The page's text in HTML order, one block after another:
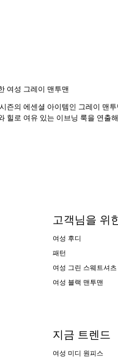
여성 그레이 맨투맨
즌의 에센셜 아이템인 그레이 맨
힐로 여유 있는 이브닝 룩을 연출
고객님을 위
여성 후디
패턴
여성 그린 스웨트셔츠
여성 블랙 맨투맨
지금 트렌드
여성 미디 원피스